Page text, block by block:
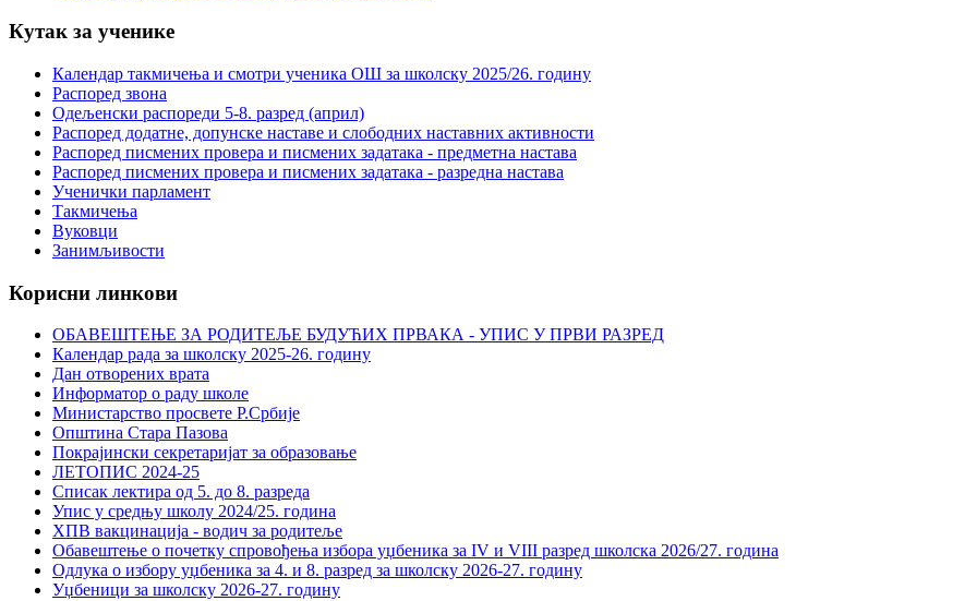
Кутак за ученике
Календар такмичења и смотри ученика ОШ за школску 2025/26. годину
Распоред звона
Одељенски распореди 5-8. разред (април)
Распоред додатне, допунске наставе и слободних наставних активности
Распоред писмених провера и писмених задатака - предметна настава
Распоред писмених провера и писмених задатака - разредна настава
Ученички парламент
Такмичења
Вуковци
Занимљивости
Корисни линкови
ОБАВЕШТЕЊЕ ЗА РОДИТЕЉЕ БУДУЋИХ ПРВАКА - УПИС У ПРВИ РАЗРЕД
Календар рада за школску 2025-26. годину
Дан отворених врата
Информатор о раду школе
Министарство просвете Р.Србије
Општина Стара Пазова
Покрајински секретаријат за образовање
ЛЕТОПИС 2024-25
Списак лектира од 5. до 8. разреда
Упис у средњу школу 2024/25. година
ХПВ вакцинација - водич за родитеље
Обавештење о почетку спровођења избора уџбеника за IV и VIII разред школска 2026/27. година
Одлука о избору уџбеника за 4. и 8. разред за школску 2026-27. годину
Уџбеници за школску 2026-27. годину